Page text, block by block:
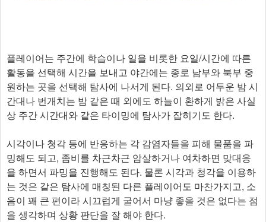
플레이어는 주간에 학습이나 일을 비롯한 요일/시간에 따른
활동을 선택해 시간을 보내고 야간에는 종로 남부와 북부 중
원하는 곳을 선택해 탐사에 나서게 된다. 의외로 어두운 밤 시
간대나 번개치는 밤 같은 때 외에도 하늘이 환하게 밝은 사실
상 주간 시간대와 같은 타이밍에 탐사가 잡히기도 한다.
시각이나 청각 등에 반응하는 각 감염자들을 피해 물품을 파
밍해도 되고, 좀비를 차근차근 암살하거나 여차하면 맞대응
을 하면서 파밍을 진행해도 된다. 물론 시각과 청각을 이용하
는 것은 같은 탐사에 매칭된 다른 플레이어도 마찬가지고, 소
음이 꽤 큰 편이라 시끄럽게 굴어서 마냥 좋을 것은 없다는 점
을 생각하며 상황 판단을 잘 해야 한다.